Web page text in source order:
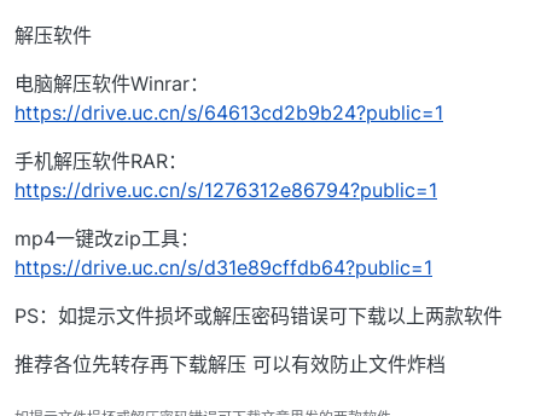
解压软件
电脑解压软件Winrar：
https://drive.uc.cn/s/64613cd2b9b24?public=1
手机解压软件RAR：
https://drive.uc.cn/s/1276312e86794?public=1
mp4一键改zip工具：
https://drive.uc.cn/s/d31e89cffdb64?public=1
PS：如提示文件损坏或解压密码错误可下载以上两款软件
推荐各位先转存再下载解压 可以有效防止文件炸档